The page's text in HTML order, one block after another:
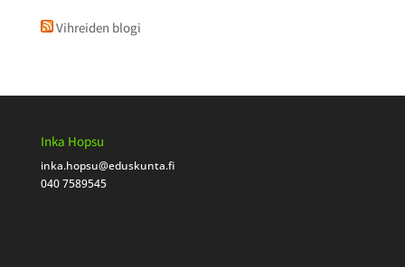
Vihreiden blogi
Inka Hopsu
inka.hopsu@eduskunta.fi
040 7589545